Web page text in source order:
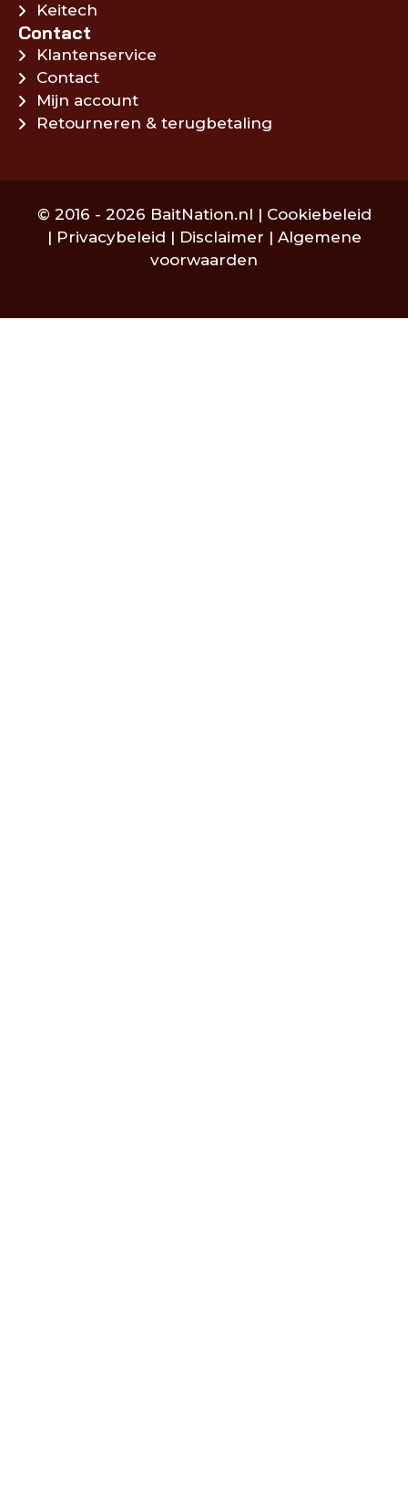
Keitech
Contact
Klantenservice
Contact
Mijn account
Retourneren & terugbetaling
© 2016 - 2026 BaitNation.nl | Cookiebeleid
| Privacybeleid | Disclaimer | Algemene
voorwaarden